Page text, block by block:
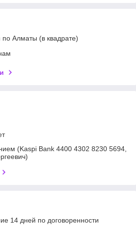
по Алматы (в квадрате)
(Kaspi Bank 4400 4302 8230 5694,
14 дней по договоренности